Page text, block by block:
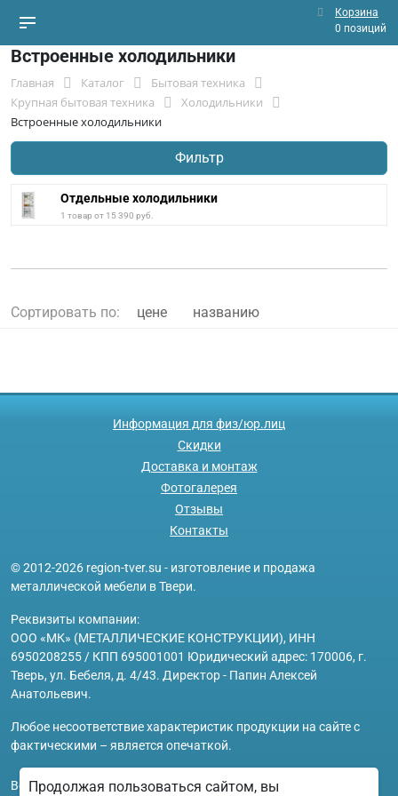
Корзина
0 позиций
Встроенные холодильники
Главная Каталог
Бытовая техника
Крупная бытовая техника
Холодильники
Встроенные холодильники
Фильтр
Отдельные холодильники
1 товар от 15 390 руб.
Сортировать по: цене названию
Информация для физ/юр.лиц
Скидки
Доставка и монтаж
Фотогалерея
Отзывы
Контакты
© 2012-2026 region-tver.su - изготовление и продажа
металлической мебели в Твери.
Реквизиты компании:
ООО «МК» (МЕТАЛЛИЧЕСКИЕ КОНСТРУКЦИИ), ИНН
6950208255 / КПП 695001001 Юридический адрес: 170006, г.
Тверь, ул. Бебеля, д. 4/43. Директор - Папин Алексей
Анатольевич.
Любое несоответствие характеристик продукции на сайте с
фактическими – является опечаткой.
Вся информация на сайте region-tver.su носит исключительно
Продолжая пользоваться сайтом, вы